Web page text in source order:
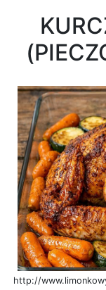
http://